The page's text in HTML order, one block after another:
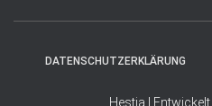
DATENSCHUTZERKLÄRUNG
Hestia |